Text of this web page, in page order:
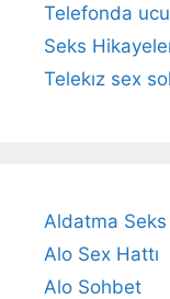
Telefonda
Seks
Telekız sex
Aldatma
Alo Sex Hattı
Alo Sohbet